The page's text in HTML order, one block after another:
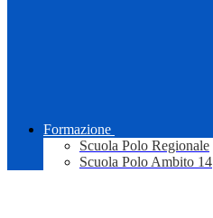
Formazione
Scuola Polo Regionale
Scuola Polo Ambito 14